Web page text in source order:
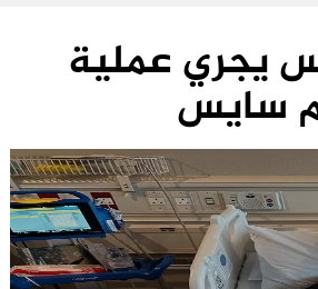
يجري عملية
سايس